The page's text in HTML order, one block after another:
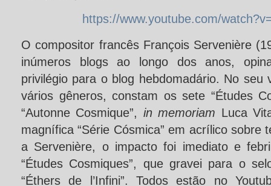
https://www.youtube.com/
O compositor francês François Servenière
inúmeros blogs ao longo dos anos,
privilégio para o blog hebdomadário. No seu
vários gêneros, constam os sete “Études
“Autonne Cosmique”, in memoriam Luca
magnífica “Série Cósmica” em acrílico sobre
a Servenière, o impacto foi imediato e
“Études Cosmiques”, que gravei para o
“Éthers de l’Infini”. Todos estão no